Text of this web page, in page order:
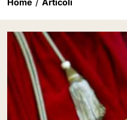
Home Articoli